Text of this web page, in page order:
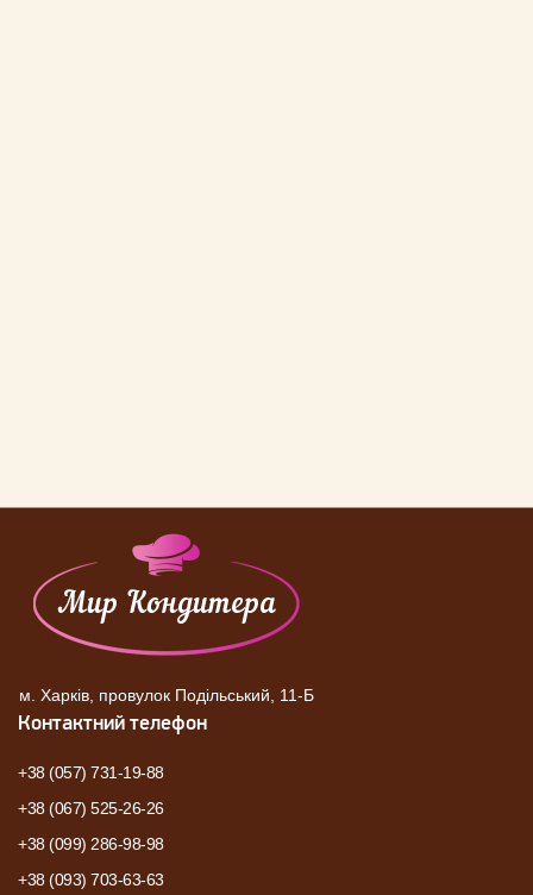
м. Харків, провулок Подільський, 11-Б
Контактний телефон
+38 (057) 731-19-88
+38 (067) 525-26-26
+38 (099) 286-98-98
+38 (093) 703-63-63